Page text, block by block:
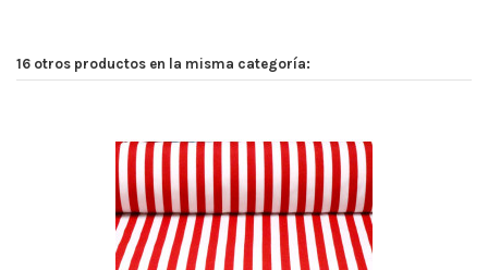
16 otros productos en la misma categoría: